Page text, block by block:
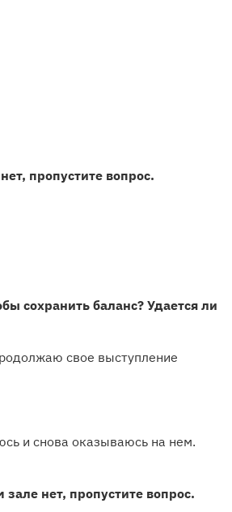
пропустите вопрос.
сохранить баланс? Удается ли
свое выступление
и снова оказываюсь на нем.
нет, пропустите вопрос.